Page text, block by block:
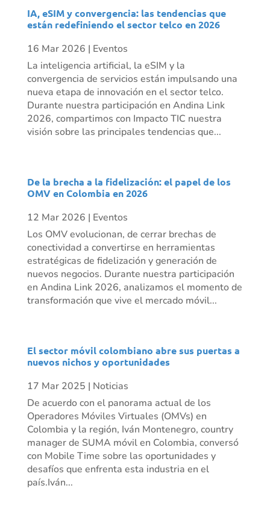
IA, eSIM y convergencia: las tendencias que
están redefiniendo el sector telco en 2026
16 Mar 2026 | Eventos
La inteligencia artificial, la eSIM y la
convergencia de servicios están impulsando una
nueva etapa de innovación en el sector telco.
Durante nuestra participación en Andina Link
2026, compartimos con Impacto TIC nuestra
visión sobre las principales tendencias que...
De la brecha a la fidelización: el papel de los
OMV en Colombia en 2026
12 Mar 2026 | Eventos
Los OMV evolucionan, de cerrar brechas de
conectividad a convertirse en herramientas
estratégicas de fidelización y generación de
nuevos negocios. Durante nuestra participación
en Andina Link 2026, analizamos el momento de
transformación que vive el mercado móvil...
El sector móvil colombiano abre sus puertas a
nuevos nichos y oportunidades
17 Mar 2025 | Noticias
De acuerdo con el panorama actual de los
Operadores Móviles Virtuales (OMVs) en
Colombia y la región, Iván Montenegro, country
manager de SUMA móvil en Colombia, conversó
con Mobile Time sobre las oportunidades y
desafíos que enfrenta esta industria en el
país.Iván...